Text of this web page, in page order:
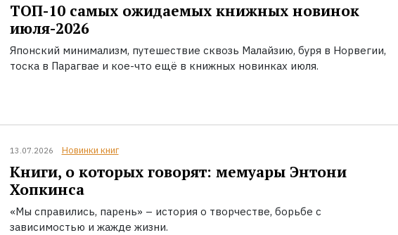
ТОП-10 самых ожидаемых книжных новинок
июля-2026
Японский минимализм, путешествие сквозь Малайзию, буря в Норвегии,
тоска в Парагвае и кое-что ещё в книжных новинках июля.
13.07.2026 Новинки книг
Книги, о которых говорят: мемуары Энтони
Хопкинса
«Мы справились, парень» – история о творчестве, борьбе с
зависимостью и жажде жизни.